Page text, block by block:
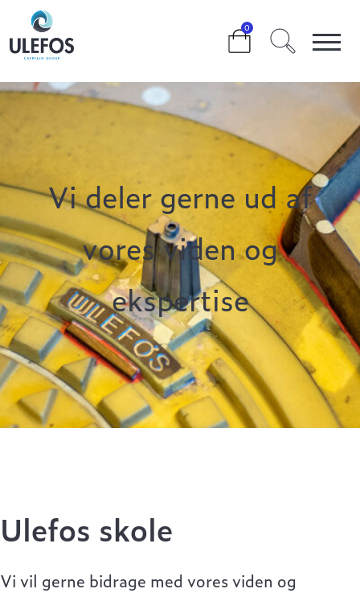
0
ULEFOS SKOLE
Vi deler gerne ud af
vores viden og
ekspertise
Ulefos skole
Vi vil gerne bidrage med vores viden og